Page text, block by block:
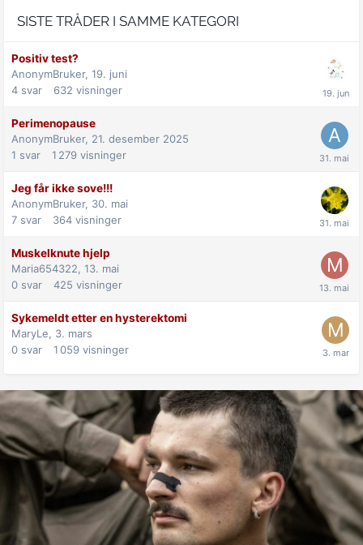
SISTE TRÅDER I SAMME KATEGORI
Positiv test?
AnonymBruker, 19. juni
4 svar 632 visninger
Perimenopause
AnonymBruker, 21. desember 2025
1 svar 1 279 visninger
Jeg får ikke sove!!!
AnonymBruker, 30. mai
7 svar 364 visninger
Muskelknute hjelp
Maria654322, 13. mai
0 svar 425 visninger
Sykemeldt etter en hysterektomi
MaryLe, 3. mars
0 svar 1 059 visninger